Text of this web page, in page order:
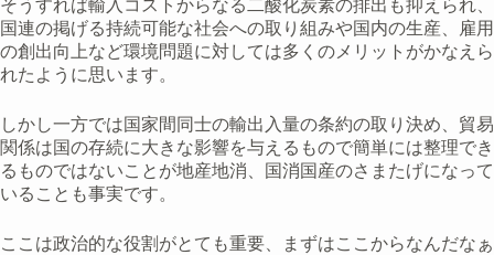
そうすれば輸入コストからなる二酸化炭素の排出も抑えられ、
国連の掲げる持続可能な社会への取り組みや国内の生産、雇用
の創出向上など環境問題に対しては多くのメリットがかなえら
れたように思います。
しかし一方では国家間同士の輸出入量の条約の取り決め、貿易
関係は国の存続に大きな影響を与えるもので簡単には整理でき
るものではないことが地産地消、国消国産のさまたげになって
いることも事実です。
ここは政治的な役割がとても重要、まずはここからなんだなぁ